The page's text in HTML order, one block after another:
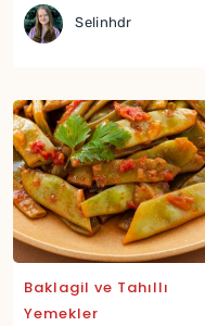
Selinhdr
Baklagil ve Tahıllı
Yemekler